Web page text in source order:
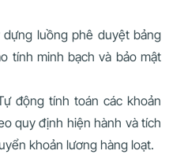
dựng luồng phê duyệt bảng
tính minh bạch và bảo mật
động tính toán các khoản
quy định hiện hành và tích
khoản lương hàng loạt.